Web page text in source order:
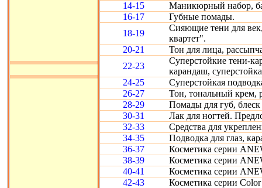
14-15
Маникюрный набор,
16-17
Губные помады.
18-19
Сияющие тени для
квартет".
20-21
Тон для лица,
22-23
Суперстойкие тени-
карандаш,
24-25
Суперстойкая
26-27
Тон, тональный крем,
28-29
Помады для губ, блеск
30-31
Лак для ногтей.
32-33
Средства для
34-35
Подводка для глаз,
36-37
Косметика серии
38-39
Косметика серии
40-41
Косметика серии
42-43
Косметика серии